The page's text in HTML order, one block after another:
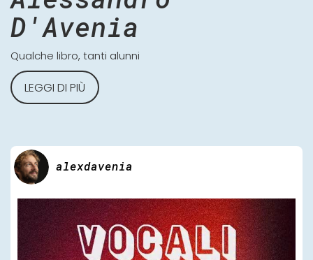
D'Avenia
Qualche libro, tanti alunni
LEGGI DI PIÙ
alexdavenia